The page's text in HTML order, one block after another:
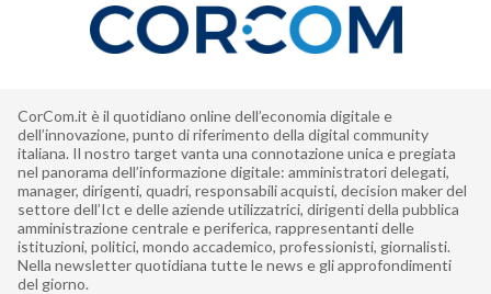
CorCom.it è il quotidiano online dell’economia digitale e
dell’innovazione, punto di riferimento della digital community
italiana. Il nostro target vanta una connotazione unica e pregiata
nel panorama dell’informazione digitale: amministratori delegati,
manager, dirigenti, quadri, responsabili acquisti, decision maker del
settore dell’Ict e delle aziende utilizzatrici, dirigenti della pubblica
amministrazione centrale e periferica, rappresentanti delle
istituzioni, politici, mondo accademico, professionisti, giornalisti.
Nella newsletter quotidiana tutte le news e gli approfondimenti
del giorno.